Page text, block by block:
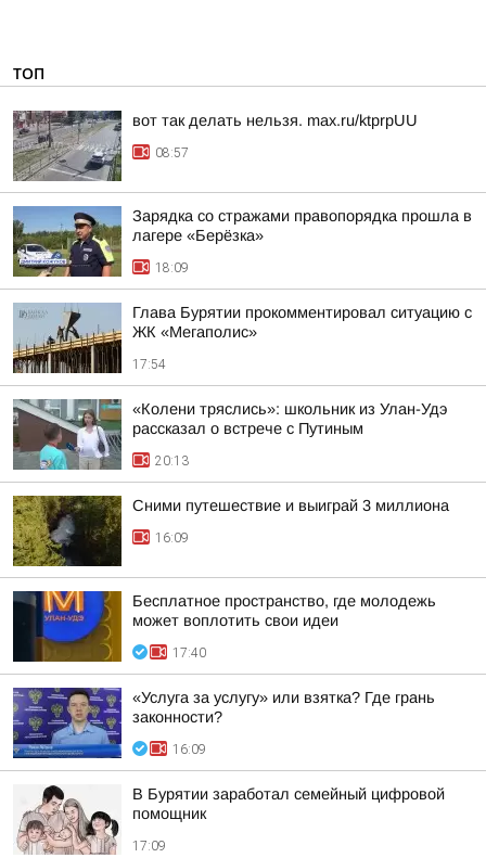
ТОП
вот так делать нельзя. max.ru/ktprpUU
08:57
Зарядка со стражами правопорядка прошла в
лагере «Берёзка»
18:09
Глава Бурятии прокомментировал ситуацию с
ЖК «Мегаполис»
17:54
«Колени тряслись»: школьник из Улан-Удэ
рассказал о встрече с Путиным
20:13
Сними путешествие и выиграй 3 миллиона
16:09
Бесплатное пространство, где молодежь
может воплотить свои идеи
17:40
«Услуга за услугу» или взятка? Где грань
законности?
16:09
В Бурятии заработал семейный цифровой
помощник
17:09